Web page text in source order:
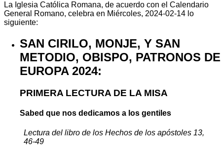
La Iglesia Católica Romana, de acuerdo con el Calendario
General Romano, celebra en Miércoles, 2024-02-14 lo
siguiente:
SAN CIRILO, MONJE, Y SAN
METODIO, OBISPO, PATRONOS DE
EUROPA 2024:
PRIMERA LECTURA DE LA MISA
Sabed que nos dedicamos a los gentiles
Lectura del libro de los Hechos de los apóstoles 13,
46-49